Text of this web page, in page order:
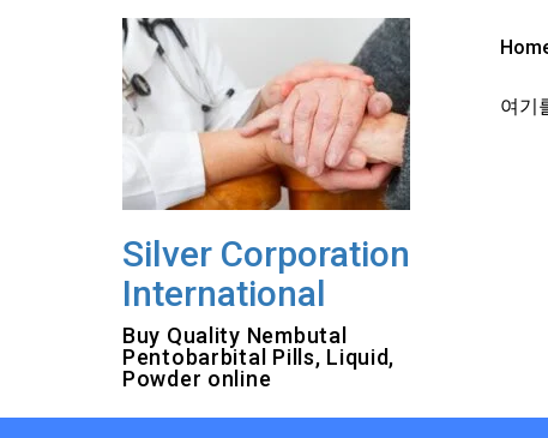
Silver Corporation
International
Buy Quality Nembutal
Pentobarbital Pills, Liquid,
Powder online
여기